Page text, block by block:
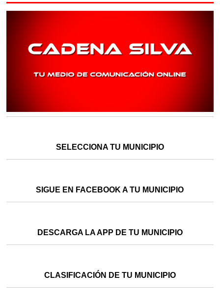
SELECCIONA TU MUNICIPIO
SIGUE EN FACEBOOK A TU MUNICIPIO
DESCARGA LA APP DE TU MUNICIPIO
CLASIFICACIÓN DE TU MUNICIPIO